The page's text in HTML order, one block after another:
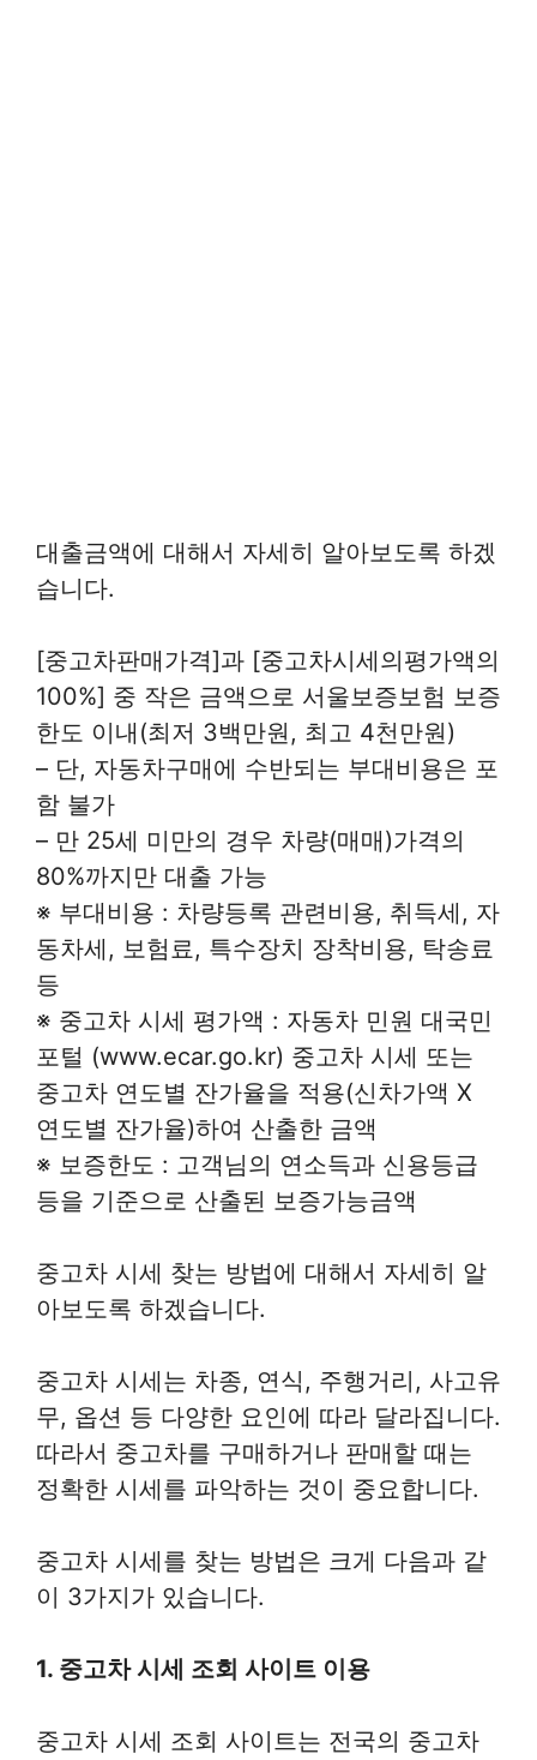
대출금액에 대해서 자세히 알아보도록 하겠
습니다.
[중고차판매가격]과 [중고차시세의평가액의
100%] 중 작은 금액으로 서울보증보험 보증
한도 이내(최저 3백만원, 최고 4천만원)
– 단, 자동차구매에 수반되는 부대비용은 포
함 불가
– 만 25세 미만의 경우 차량(매매)가격의
80%까지만 대출 가능
※ 부대비용 : 차량등록 관련비용, 취득세, 자
동차세, 보험료, 특수장치 장착비용, 탁송료
등
※ 중고차 시세 평가액 : 자동차 민원 대국민
포털 (www.ecar.go.kr) 중고차 시세 또는
중고차 연도별 잔가율을 적용(신차가액 X
연도별 잔가율)하여 산출한 금액
※ 보증한도 : 고객님의 연소득과 신용등급
등을 기준으로 산출된 보증가능금액
중고차 시세 찾는 방법에 대해서 자세히 알
아보도록 하겠습니다.
중고차 시세는 차종, 연식, 주행거리, 사고유
무, 옵션 등 다양한 요인에 따라 달라집니다.
따라서 중고차를 구매하거나 판매할 때는
정확한 시세를 파악하는 것이 중요합니다.
중고차 시세를 찾는 방법은 크게 다음과 같
이 3가지가 있습니다.
1. 중고차 시세 조회 사이트 이용
중고차 시세 조회 사이트는 전국의 중고차